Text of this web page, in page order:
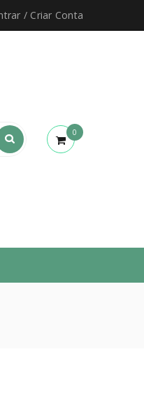
/ Criar Conta
0